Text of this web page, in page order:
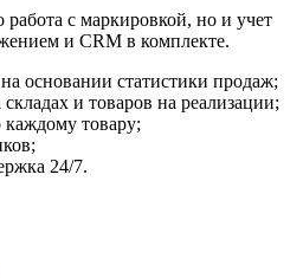
с маркировкой, но и учет
и CRM в комплекте.
основании статистики продаж;
складах и товаров на реализации;
товару;
24/7.